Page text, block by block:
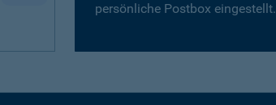
persönliche Postbox eingestellt.